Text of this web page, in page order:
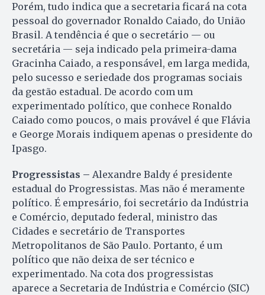
Porém, tudo indica que a secretaria ficará na cota
pessoal do governador Ronaldo Caiado, do União
Brasil. A tendência é que o secretário — ou
secretária — seja indicado pela primeira-dama
Gracinha Caiado, a responsável, em larga medida,
pelo sucesso e seriedade dos programas sociais
da gestão estadual. De acordo com um
experimentado político, que conhece Ronaldo
Caiado como poucos, o mais provável é que Flávia
e George Morais indiquem apenas o presidente do
Ipasgo.
Progressistas – Alexandre Baldy é presidente
estadual do Progressistas. Mas não é meramente
político. É empresário, foi secretário da Indústria
e Comércio, deputado federal, ministro das
Cidades e secretário de Transportes
Metropolitanos de São Paulo. Portanto, é um
político que não deixa de ser técnico e
experimentado. Na cota dos progressistas
aparece a Secretaria de Indústria e Comércio (SIC)